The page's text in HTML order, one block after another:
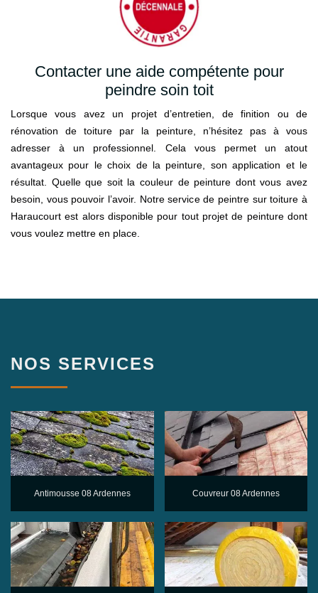
Contacter une aide compétente pour
peindre soin toit
Lorsque vous avez un projet d’entretien, de finition ou de
rénovation de toiture par la peinture, n’hésitez pas à vous
adresser à un professionnel. Cela vous permet un atout
avantageux pour le choix de la peinture, son application et le
résultat. Quelle que soit la couleur de peinture dont vous avez
besoin, vous pouvoir l’avoir. Notre service de peintre sur toiture à
Haraucourt est alors disponible pour tout projet de peinture dont
vous voulez mettre en place.
NOS SERVICES
Antimousse 08 Ardennes Couvreur 08 Ardennes